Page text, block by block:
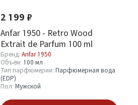
2 199 ₽
Anfar 1950 - Retro Wood
Extrait de Parfum 100 ml
Бренд: Anfar 1950
Объём: 100 мл
Тип парфюмерии: Парфюмерная вода
(EDP)
Пол: Мужской